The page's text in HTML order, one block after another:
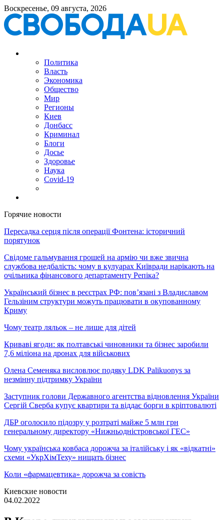
Воскресенье, 09 августа, 2026
Политика
Власть
Экономика
Общество
Мир
Регионы
Киев
Донбасс
Криминал
Блоги
Досье
Здоровье
Наука
Covid-19
Горячие новости
Пересадка серця після операції Фонтена: історичний
порятунок
Свідоме гальмування грошей на армію чи вже звична
службова недбалість: чому в кулуарах Київради нарікають на
очільника фінансового департаменту Репіка?
Український бізнес в реєстрах РФ: пов’язані з Владиславом
Гельзіним структури можуть працювати в окупованному
Криму
Чому театр ляльок – не лише для дітей
Криваві ягоди: як полтавські чиновники та бізнес заробили
7,6 міліона на дронах для військових
Олена Семеняка висловлює подяку LDK Palikuonys за
незмінну підтримку України
Заступник голови Державного агентства відновлення України
Сергій Сверба купує квартири та віддає борги в кріптовалюті
ДБР оголосило підозру у розтраті майже 5 млн грн
генеральному директору «Нижньодністровської ГЕС»
Чому українська ковбаса дорожча за італійську і як «відкатні»
схеми «УкрХімТеху» нищать бізнес
Коли «фармацевтика» дорожча за совість
Киевские новости
04.02.2022